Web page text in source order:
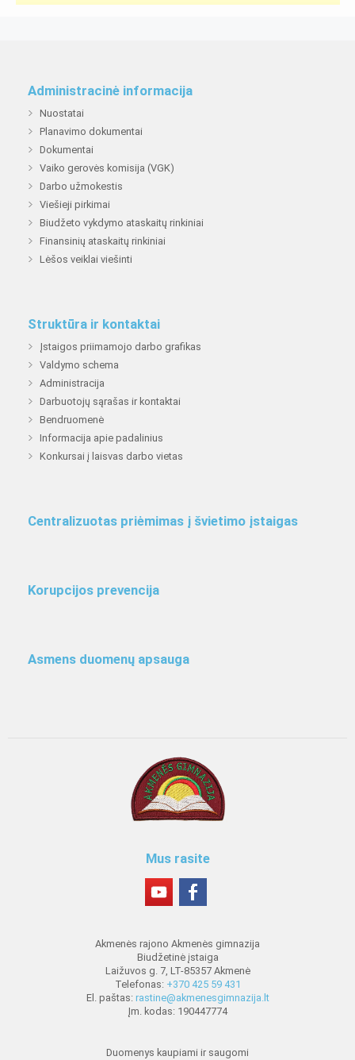
Administracinė informacija
Nuostatai
Planavimo dokumentai
Dokumentai
Vaiko gerovės komisija (VGK)
Darbo užmokestis
Viešieji pirkimai
Biudžeto vykdymo ataskaitų rinkiniai
Finansinių ataskaitų rinkiniai
Lėšos veiklai viešinti
Struktūra ir kontaktai
Įstaigos priimamojo darbo grafikas
Valdymo schema
Administracija
Darbuotojų sąrašas ir kontaktai
Bendruomenė
Informacija apie padalinius
Konkursai į laisvas darbo vietas
Centralizuotas priėmimas į švietimo įstaigas
Korupcijos prevencija
Asmens duomenų apsauga
Mus rasite
Akmenės rajono Akmenės gimnazija
Biudžetinė įstaiga
Laižuvos g. 7, LT-85357 Akmenė
Telefonas: +370 425 59 431
El. paštas: rastine@akmenesgimnazija.lt
Įm. kodas: 190447774
Duomenys kaupiami ir saugomi